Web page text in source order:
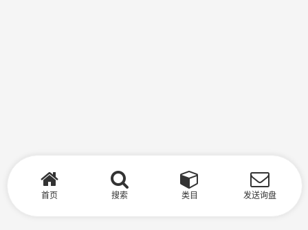
首页 搜索 类目 发送询盘